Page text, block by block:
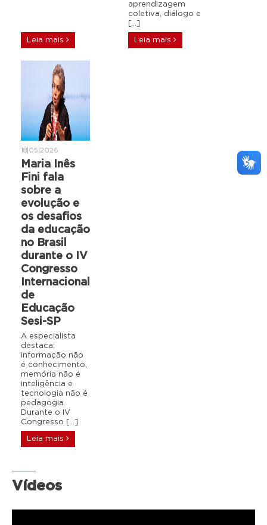
Leia mais
aprendizagem
coletiva, diálogo e
[…]
Leia mais
18|05|2026
Maria Inês
Fini fala
sobre a
evolução e
os desafios
da educação
no Brasil
durante o IV
Congresso
Internacional
de
Educação
Sesi-SP
A especialista
destaca:
informação não
é conhecimento,
memória não é
inteligência e
tecnologia não é
pedagogia
Durante o IV
Congresso […]
Leia mais
Vídeos